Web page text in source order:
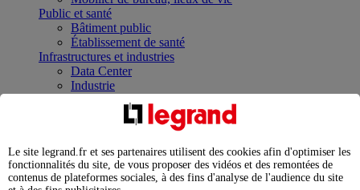
Public et santé
Bâtiment public
Établissement de santé
Infrastructures et industries
Data Center
Industrie
Infrastructures
Contrôler et planifier le fonctionnement des appareils
Répartir et optimiser son tableau électrique
Legrand Data Center Solutions : concentrer les
expertises au service de vos performances
Le site legrand.fr et ses partenaires utilisent des cookies afin d'optimiser les
fonctionnalités du site, de vous proposer des vidéos et des remontées de
contenus de plateformes sociales, à des fins d'analyse de l'audience du site